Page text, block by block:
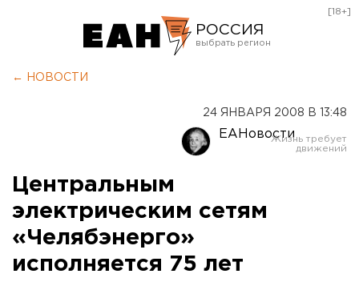
РОССИЯ
Оренбург
[18+]
← НОВОСТИ
24 ЯНВАРЯ 2008 В 13:48
ЕАНовости
Центральным
электрическим сетям
«Челябэнерго»
исполняется 75 лет